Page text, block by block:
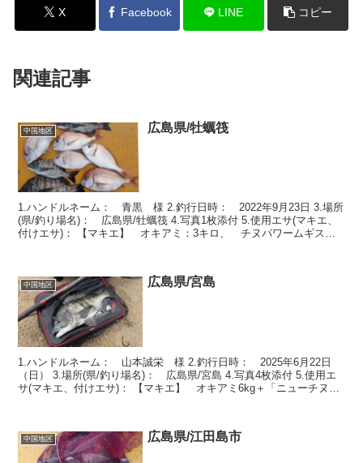
X Facebook LINE コピー
関連記事
中国地区 広島県/牡蠣筏
1.ハンドルネーム： 青黒 様 2.釣行日時： 2022年9月23日 3.場所
(県/釣り場名)： 広島県/牡蠣筏 4.写真1枚添付 5.使用エサ(マキエ、
付けエサ)： 【マキエ】 オキアミ：3キロ、 チヌパワームギスペ
中国地区 広島県/宮島
1.ハンドルネーム： 山本誠栄 様 2.釣行日時： 2025年6月22日
（日） 3.場所(県/釣り場名)： 広島県/宮島 4.写真4枚添付 5.使用エ
サ(マキエ、付けエサ)： 【マキエ】 オキアミ6kg＋「ニューチヌパ
中国地区 広島県/江田島市